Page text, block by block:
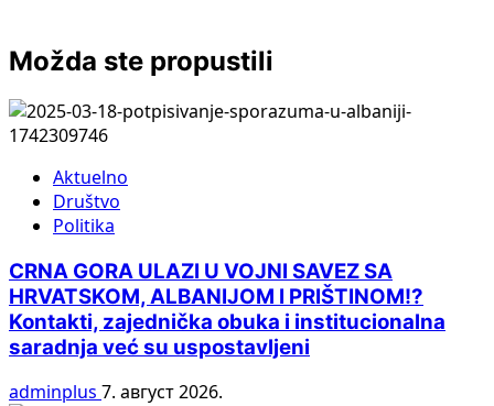
Možda ste propustili
Aktuelno
Društvo
Politika
CRNA GORA ULAZI U VOJNI SAVEZ SA
HRVATSKOM, ALBANIJOM I PRIŠTINOM!?
Kontakti, zajednička obuka i institucionalna
saradnja već su uspostavljeni
adminplus 7. август 2026.